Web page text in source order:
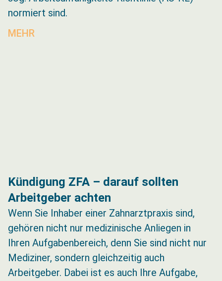
normiert sind.
MEHR
Kündigung ZFA – darauf sollten
Arbeitgeber achten
Wenn Sie Inhaber einer Zahnarztpraxis sind,
gehören nicht nur medizinische Anliegen in
Ihren Aufgabenbereich, denn Sie sind nicht nur
Mediziner, sondern gleichzeitig auch
Arbeitgeber. Dabei ist es auch Ihre Aufgabe,